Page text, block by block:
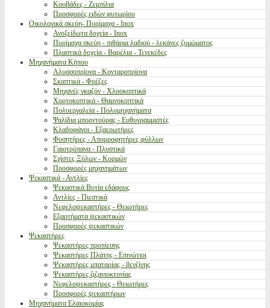
Κουβάδες - Ζεμπίλια
Προσφορές ειδών φυτωρίου
Οικολογικά σκεύη- Πυρίμαχα - Inox
Ανοξείδωτα δοχεία - Inox
Πυρίμαχα σκεύη - πιθάρια λαδιού - λεκάνες ζυμώματος
Πλαστικά δοχεία - Βαρέλια - Τενεκέδες
Μηχανήματα Κήπου
Αλυσσοπρίονα - Κονταροπρίονα
Σκαπτικά - Φρέζες
Μηχανές γκαζόν - Χλοοκοπτικά
Χορτοκοπτικά - Θαμνοκοπτικά
Πολυεργαλεία - Πολυμηχανήματα
Ψαλίδια μπορντούρας - Ευθυγραμμιστές
Κλαδοφάγοι - Εξαερωτήρες
Φυσητήρες - Απορροφητήρες φύλλων
Γαιοτρύπανα - Πλυστικά
Σχίστες Ξύλων - Κορμών
Προσφορές μηχανημάτων
Ψεκαστικά - Αντλίες
Ψεκαστικά Βυτία εδάφους
Αντλίες - Πιεστικά
Νεφελοψεκαστήρες - Θειωτήρες
Εξαρτήματα ψεκαστικών
Προσφορές ψεκαστικών
Ψεκαστήρες
Ψεκαστήρες προπίεσης
Ψεκαστήρες Πλάτης - Επινώτιοι
Ψεκαστήρες μπαταρίας - βενζίνης
Ψεκαστήρες ζιζανιοκτονίας
Νεφελοψεκαστήρες - Θειωτήρες
Προσφορές ψεκαστήρων
Μηχανήματα Ελαιοκομίας